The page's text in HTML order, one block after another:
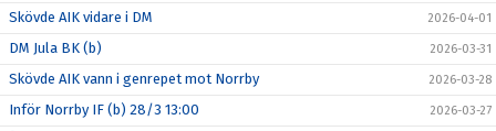
Skövde AIK vidare i DM 2026-04-01
DM Jula BK (b) 2026-03-31
Skövde AIK vann i genrepet mot Norrby 2026-03-28
Inför Norrby IF (b) 28/3 13:00 2026-03-27